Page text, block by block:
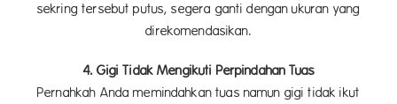
sekring tersebut putus, segera ganti dengan ukuran yang
direkomendasikan.
4. Gigi Tidak Mengikuti Perpindahan Tuas
Pernahkah Anda memindahkan tuas namun gigi tidak ikut